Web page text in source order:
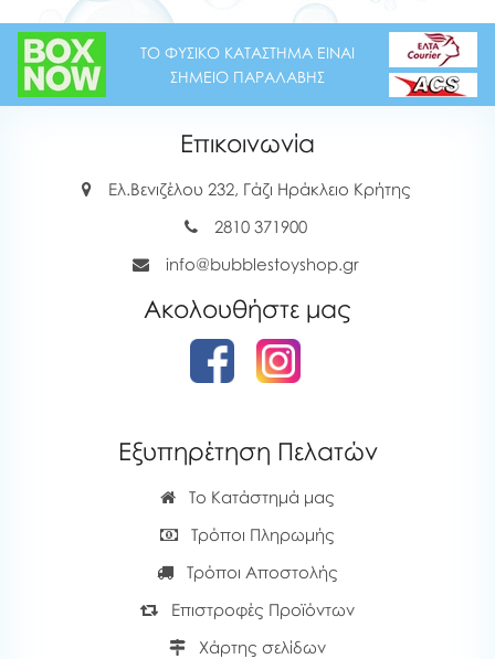
ΤΟ ΦΥΣΙΚΟ ΚΑΤΑΣΤΗΜΑ ΕΙΝΑΙ
ΣΗΜΕΙΟ ΠΑΡΑΛΑΒΗΣ
Επικοινωνία
Ελ.Βενιζέλου 232, Γάζι Ηράκλειο Κρήτης
2810 371900
info@bubblestoyshop.gr
Ακολουθήστε μας
Εξυπηρέτηση Πελατών
Το Κατάστημά μας
Τρόποι Πληρωμής
Τρόποι Αποστολής
Επιστροφές Προϊόντων
Χάρτης σελίδων